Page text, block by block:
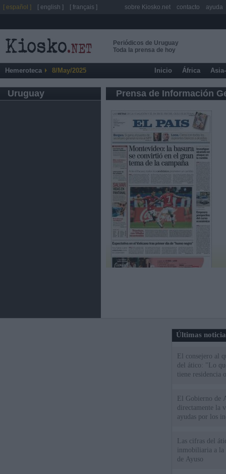
Periódicos de Uruguay
Toda la prensa de hoy
Hemeroteca 8/May/2025 Inicio África
Uruguay Prensa de Información
Últimas
El consejero al
del ático: "Lo
tiene residencia
El Gobierno de
directamente la
ayudas por los
Las cifras del
inmobiliaria a la
de Ayuso
[ español ] [ english ] [ français ] sobre Kiosko.net contacto ayuda